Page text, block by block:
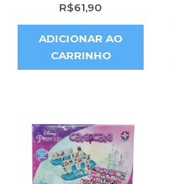
R$61,90
ADICIONAR AO
CARRINHO